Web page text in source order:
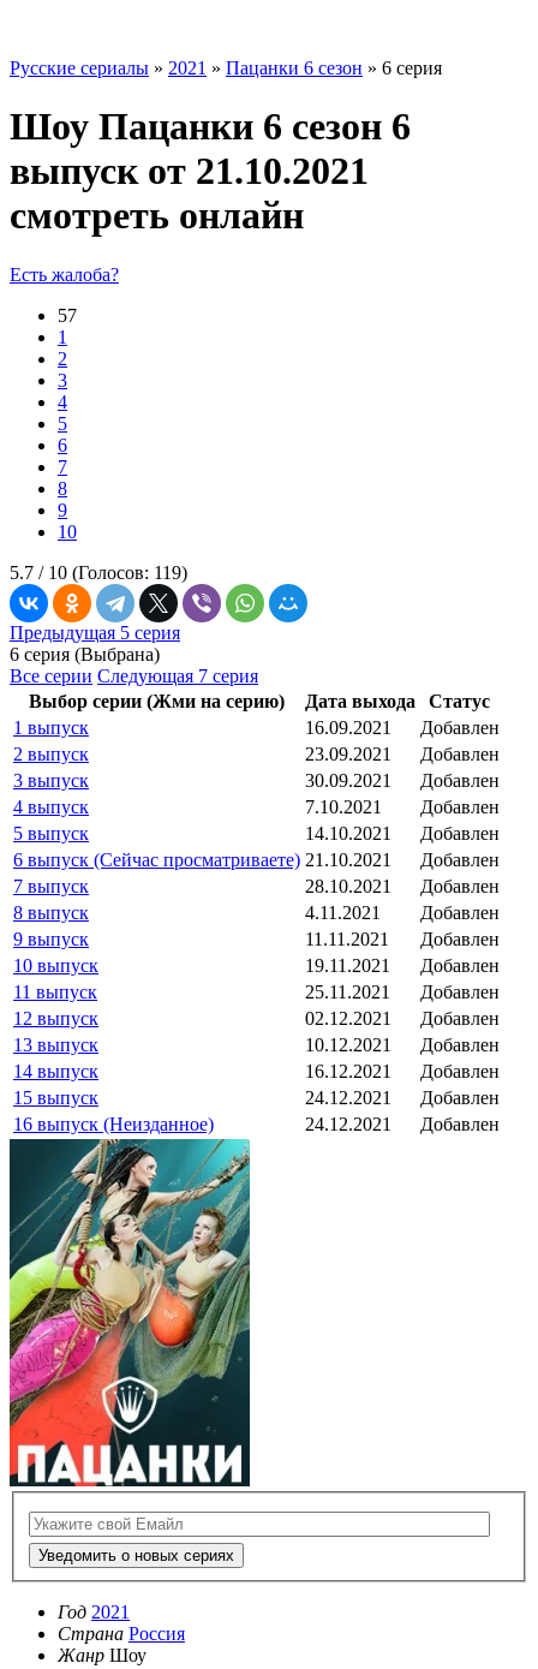
Русские сериалы » 2021 » Пацанки 6 сезон » 6 серия
Шоу Пацанки 6 сезон 6
выпуск от 21.10.2021
смотреть онлайн
Есть жалоба?
57
1
2
3
4
5
6
7
8
9
10
5.7 / 10 (Голосов: 119)
Предыдущая 5 серия
6 серия (Выбрана)
Все серии Следующая 7 серия
Выбор серии (Жми на серию)
Дата выхода
Статус
1 выпуск
16.09.2021
Добавлен
2 выпуск
23.09.2021
Добавлен
3 выпуск
30.09.2021
Добавлен
4 выпуск
7.10.2021
Добавлен
5 выпуск
14.10.2021
Добавлен
6 выпуск (Сейчас просматриваете) 21.10.2021
Добавлен
7 выпуск
28.10.2021
Добавлен
8 выпуск
4.11.2021
Добавлен
9 выпуск
11.11.2021
Добавлен
10 выпуск
19.11.2021
Добавлен
11 выпуск
25.11.2021
Добавлен
12 выпуск
02.12.2021
Добавлен
13 выпуск
10.12.2021
Добавлен
14 выпуск
16.12.2021
Добавлен
15 выпуск
24.12.2021
Добавлен
16 выпуск (Неизданное)
24.12.2021 Добавлен
Уведомить о новых сериях
Год 2021
Страна Россия
Жанр Шоу